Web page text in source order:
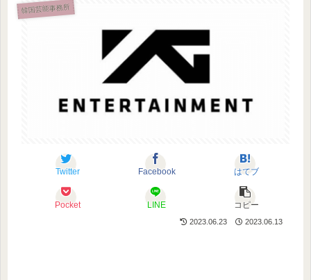
韓国芸能事務所
Twitter Facebook はてブ
Pocket LINE コピー
2023.06.23 2023.06.13